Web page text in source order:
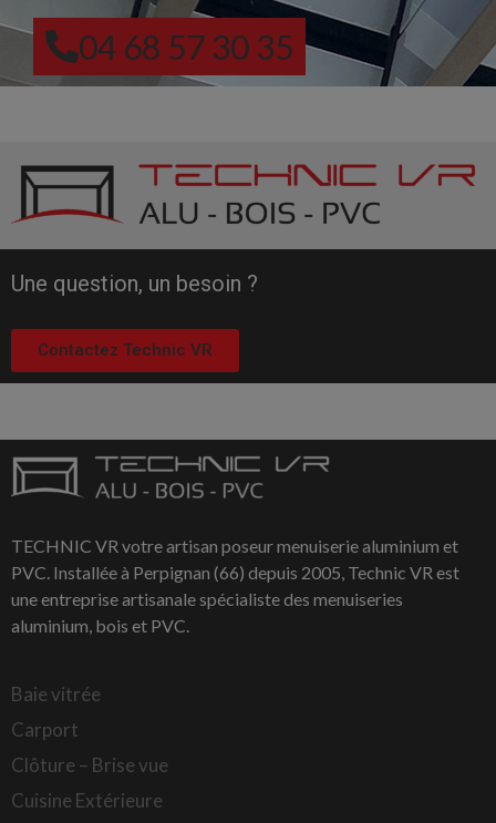
04 68 57 30 35
Une question, un besoin ?
Contactez Technic VR
TECHNIC VR votre artisan poseur menuiserie aluminium et
PVC. Installée à Perpignan (66) depuis 2005, Technic VR est
une entreprise artisanale spécialiste des menuiseries
aluminium, bois et PVC.
Baie vitrée
Carport
Clôture – Brise vue
Cuisine Extérieure